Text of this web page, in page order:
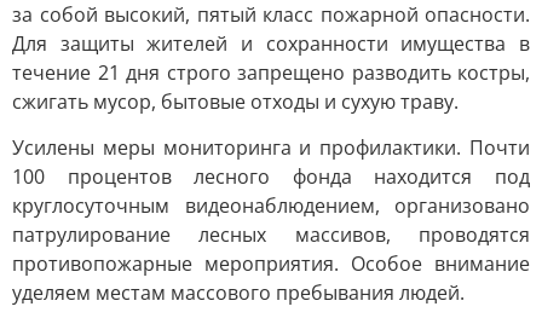
за собой высокий, пятый класс пожарной опасности.
Для защиты жителей и сохранности имущества в
течение 21 дня строго запрещено разводить костры,
сжигать мусор, бытовые отходы и сухую траву.
Усилены меры мониторинга и профилактики. Почти
100 процентов лесного фонда находится под
круглосуточным видеонаблюдением, организовано
патрулирование лесных массивов, проводятся
противопожарные мероприятия. Особое внимание
уделяем местам массового пребывания людей.